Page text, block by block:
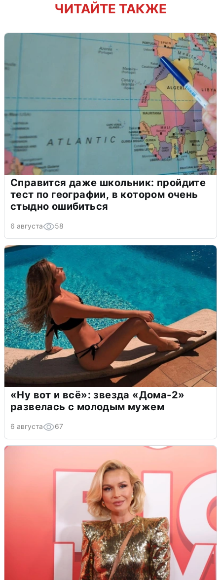
ЧИТАЙТЕ ТАКЖЕ
Справится даже школьник: пройдите
тест по географии, в котором очень
стыдно ошибиться
6 августа 58
«Ну вот и всё»: звезда «Дома-2»
развелась с молодым мужем
6 августа 67